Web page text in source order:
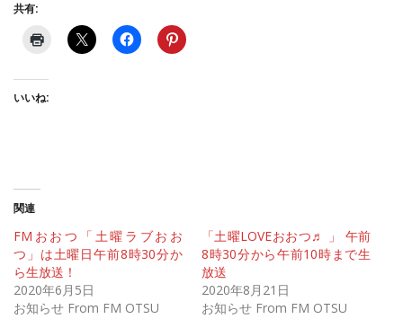
共有:
いいね:
関連
FMおおつ「土曜ラブおお
つ」は土曜日午前8時30分か
ら生放送！
2020年6月5日
お知らせ From FM OTSU
「土曜LOVEおおつ♬ 」 午前
8時30分から午前10時まで生
放送
2020年8月21日
お知らせ From FM OTSU